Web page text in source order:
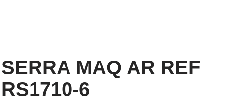
SERRA MAQ AR REF
RS1710-6